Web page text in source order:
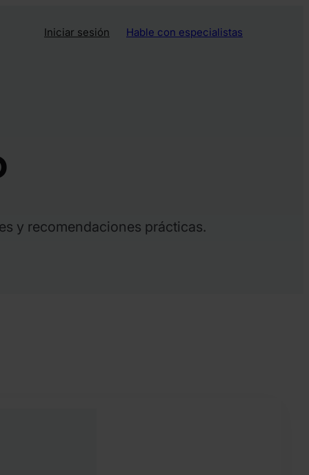
Hable con especialistas
Iniciar sesión
y recomendaciones prácticas.